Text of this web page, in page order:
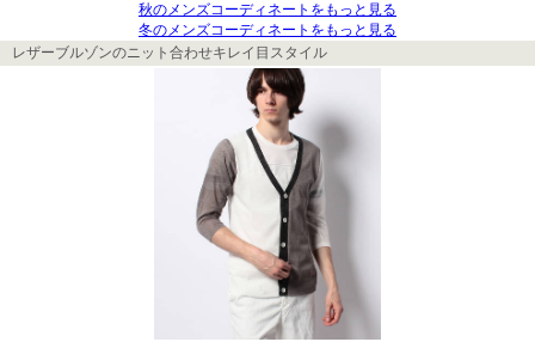
秋のメンズコーディネートをもっと見る
冬のメンズコーディネートをもっと見る
レザーブルゾンのニット合わせキレイ目スタイル